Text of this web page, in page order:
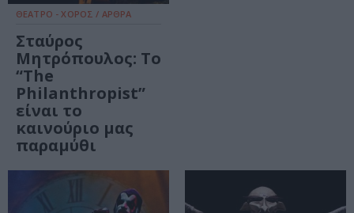
ΘΕΑΤΡΟ - ΧΟΡΟΣ / ΑΡΘΡΑ
Σταύρος
Μητρόπουλος: Το
“The
Philanthropist”
είναι το
καινούριο μας
παραμύθι